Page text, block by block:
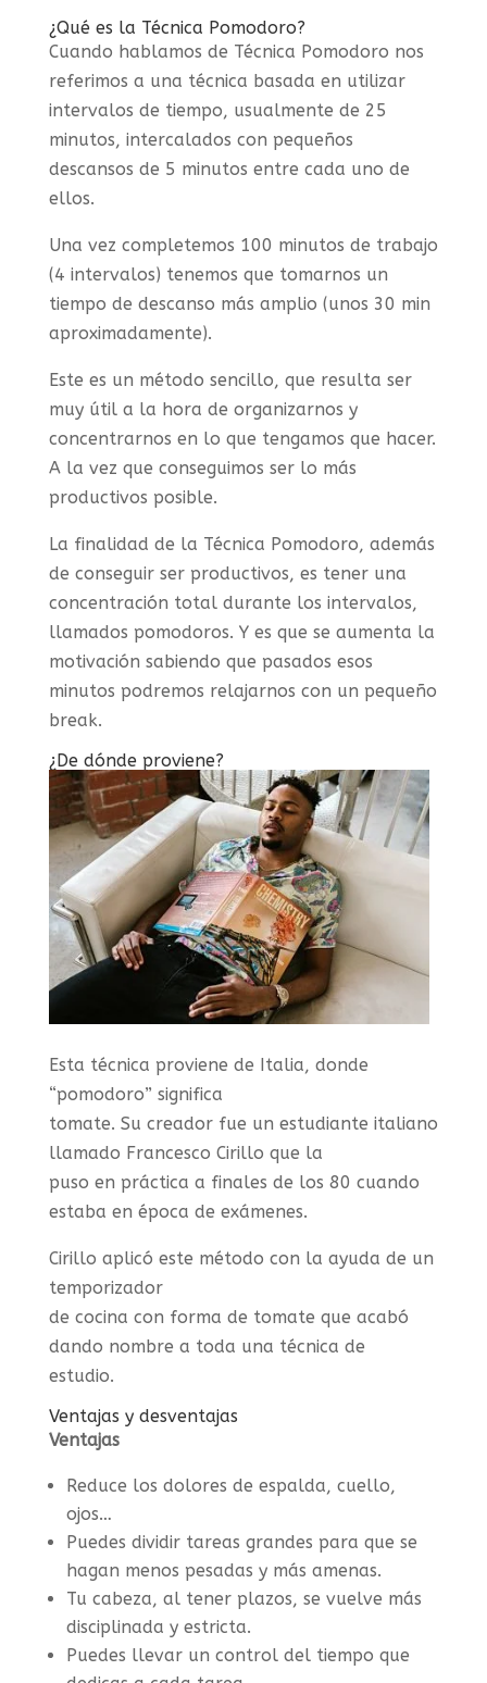
¿Qué es la Técnica Pomodoro?
Cuando hablamos de Técnica Pomodoro nos
referimos a una técnica basada en utilizar
intervalos de tiempo, usualmente de 25
minutos, intercalados con pequeños
descansos de 5 minutos entre cada uno de
ellos.
Una vez completemos 100 minutos de trabajo
(4 intervalos) tenemos que tomarnos un
tiempo de descanso más amplio (unos 30 min
aproximadamente).
Este es un método sencillo, que resulta ser
muy útil a la hora de organizarnos y
concentrarnos en lo que tengamos que hacer.
A la vez que conseguimos ser lo más
productivos posible.
La finalidad de la Técnica Pomodoro, además
de conseguir ser productivos, es tener una
concentración total durante los intervalos,
llamados pomodoros. Y es que se aumenta la
motivación sabiendo que pasados esos
minutos podremos relajarnos con un pequeño
break.
¿De dónde proviene?
Esta técnica proviene de Italia, donde
“pomodoro” significa
tomate. Su creador fue un estudiante italiano
llamado Francesco Cirillo que la
puso en práctica a finales de los 80 cuando
estaba en época de exámenes.
Cirillo aplicó este método con la ayuda de un
temporizador
de cocina con forma de tomate que acabó
dando nombre a toda una técnica de
estudio.
Ventajas y desventajas
Ventajas
Reduce los dolores de espalda, cuello,
ojos…
Puedes dividir tareas grandes para que se
hagan menos pesadas y más amenas.
Tu cabeza, al tener plazos, se vuelve más
disciplinada y estricta.
Puedes llevar un control del tiempo que